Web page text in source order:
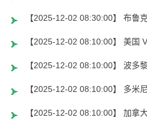
【2025-12-02 08:30:00】 布鲁
【2025-12-02 08:10:00】 美国
【2025-12-02 08:10:00】 波多
【2025-12-02 08:10:00】 多米
【2025-12-02 08:10:00】 加拿